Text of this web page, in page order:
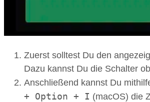
Zuerst solltest Du den
Dazu kannst Du die Schalter
Anschließend kannst Du
+ Option + I (macOS) die